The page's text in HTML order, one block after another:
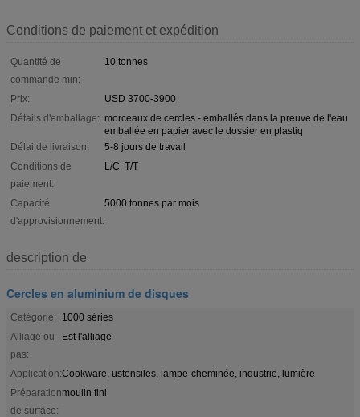
Conditions de paiement et expédition
Quantité de
commande min:
10 tonnes
Prix:
USD 3700-3900
Détails d'emballage: morceaux de cercles - emballés dans la preuve de l'eau
emballée en papier avec le dossier en plastiq
Délai de livraison:
5-8 jours de travail
Conditions de
paiement:
L/C, T/T
Capacité
d'approvisionnement:
5000 tonnes par mois
description de
Cercles en aluminium de disques
Catégorie:
1000 séries
Alliage ou
pas:
Est l'alliage
Application:Cookware, ustensiles, lampe-cheminée, industrie, lumière
Préparation
de surface:
moulin fini